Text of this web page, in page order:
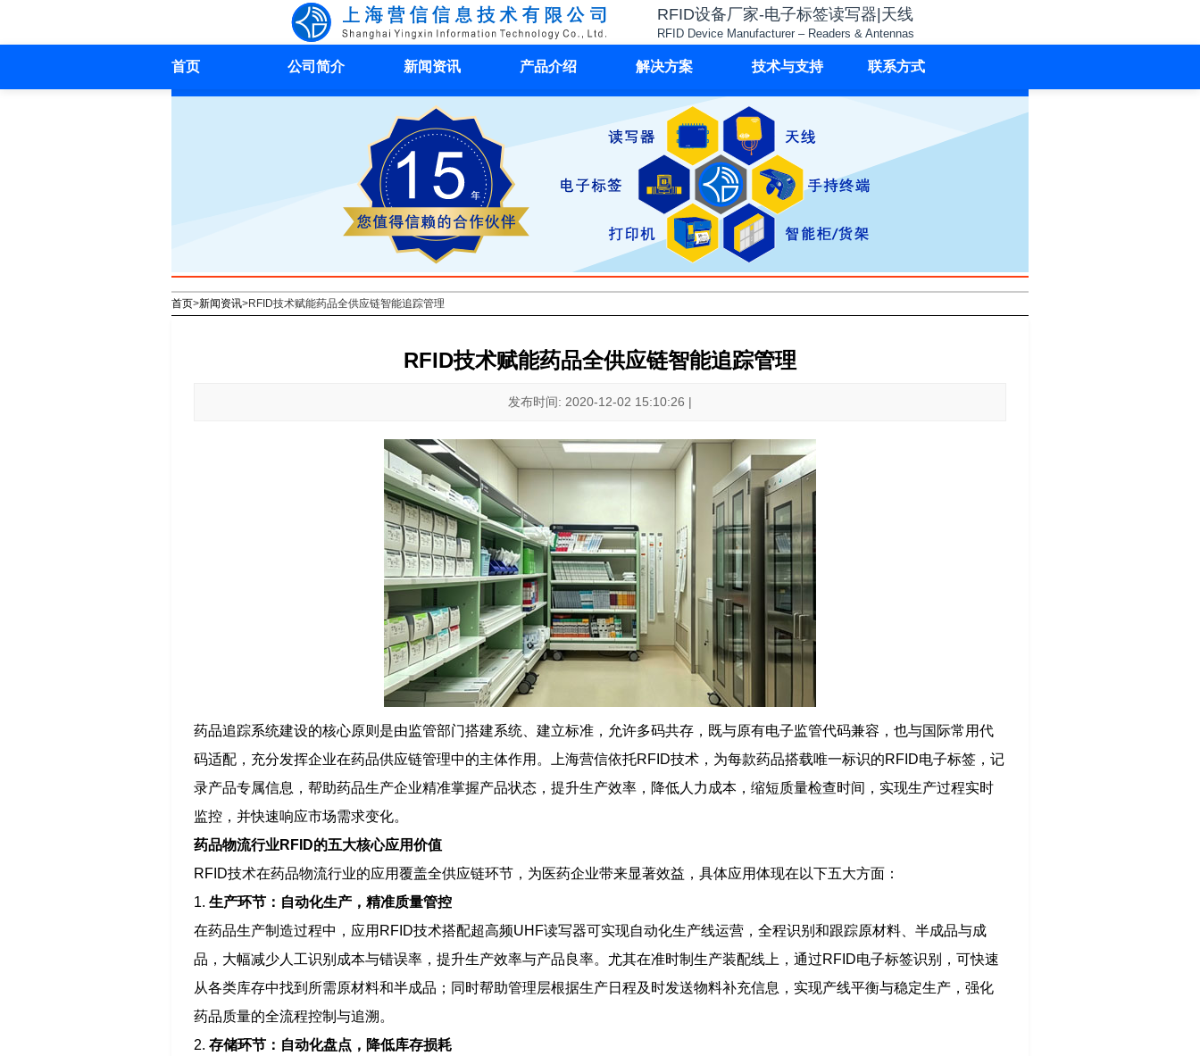
RFID设备厂家-电子标签读写器|天线
RFID Device Manufacturer – Readers & Antennas
首页 公司简介 新闻资讯 产品介绍 解决方案 技术与支持 联系方式
首页>新闻资讯>RFID技术赋能药品全供应链智能追踪管理
RFID技术赋能药品全供应链智能追踪管理
发布时间: 2020-12-02 15:10:26 |
药品追踪系统建设的核心原则是由监管部门搭建系统、建立标准，允许多码共存，既与原有电子监管代码兼容，也与国际常用代
码适配，充分发挥企业在药品供应链管理中的主体作用。上海营信依托RFID技术，为每款药品搭载唯一标识的RFID电子标签，记
录产品专属信息，帮助药品生产企业精准掌握产品状态，提升生产效率，降低人力成本，缩短质量检查时间，实现生产过程实时
监控，并快速响应市场需求变化。
药品物流行业RFID的五大核心应用价值
RFID技术在药品物流行业的应用覆盖全供应链环节，为医药企业带来显著效益，具体应用体现在以下五大方面：
1. 生产环节：自动化生产，精准质量管控
在药品生产制造过程中，应用RFID技术搭配超高频UHF读写器可实现自动化生产线运营，全程识别和跟踪原材料、半成品与成
品，大幅减少人工识别成本与错误率，提升生产效率与产品良率。尤其在准时制生产装配线上，通过RFID电子标签识别，可快速
从各类库存中找到所需原材料和半成品；同时帮助管理层根据生产日程及时发送物料补充信息，实现产线平衡与稳定生产，强化
药品质量的全流程控制与追溯。
2. 存储环节：自动化盘点，降低库存损耗